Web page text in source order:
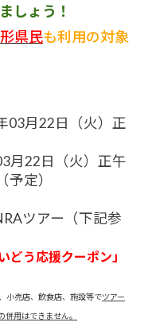
しょう！
県民も利用の対象
03月22日（火）正
月22日（火）正午
予定）
ツアー（下記参
どう応援クーポン」
小売店、飲食店、施設等でツアー
併用はできません。